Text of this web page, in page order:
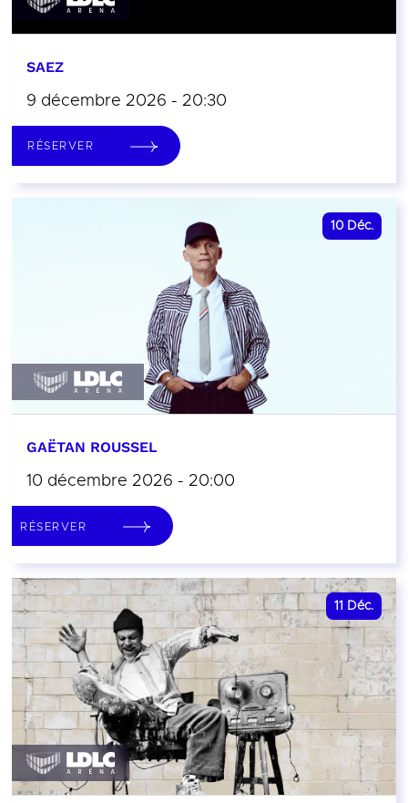
SAEZ
9 décembre 2026 - 20:30
RÉSERVER
10 Déc.
GAËTAN ROUSSEL
10 décembre 2026 - 20:00
RÉSERVER
11 Déc.